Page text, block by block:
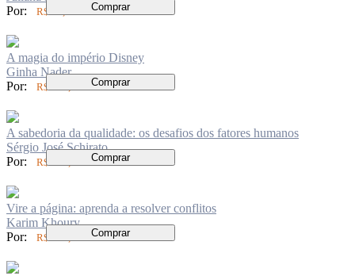
Por:
R$ 97,00 Comprar
A magia do império Disney
Ginha Nader
Por:
R$ 126,00 Comprar
A sabedoria da qualidade: os desafios dos fatores humanos
Sérgio José Schirato
Por:
R$ 104,00 Comprar
Vire a página: aprenda a resolver conflitos
Karim Khoury
Por:
R$ 104,00 Comprar